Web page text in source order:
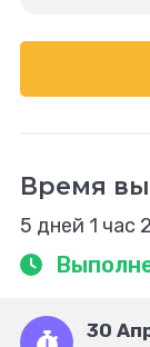
Время
5 дней 1 час
30